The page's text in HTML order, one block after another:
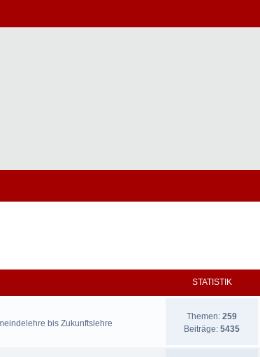
STATISTIK
bis Zukunftslehre
Themen: 259
Beiträge: 5435